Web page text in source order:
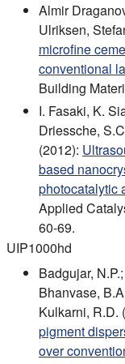
Almir
Ulriksen,
microfine
conventional
Building
I. Fasaki, K.
Driessche,
(2012):
based
photocatalytic
Applied
60-69.
UIP1000hd
Badgujar,
Bhanvase,
Kulkarni, R.D.
pigment
over